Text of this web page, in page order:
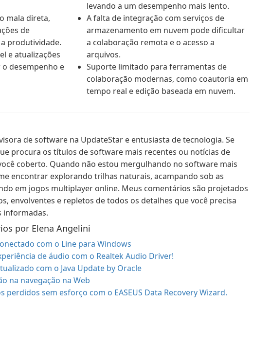
mala direta,
de
produtividade.
e atualizações
desempenho e
levando a um desempenho mais lento.
A falta de integração com serviços de
armazenamento em nuvem pode dificultar
a colaboração remota e o acesso a
arquivos.
Suporte limitado para ferramentas de
colaboração modernas, como coautoria em
tempo real e edição baseada em nuvem.
de software na UpdateStar e entusiasta de tecnologia. Se
procura os títulos de software mais recentes ou notícias de
coberto. Quando não estou mergulhando no software mais
encontrar explorando trilhas naturais, acampando sob as
em jogos multiplayer online. Meus comentários são projetados
envolventes e repletos de todos os detalhes que você precisa
informadas.
por Elena Angelini
com o Line para Windows
de áudio com o Realtek Audio Driver!
com o Java Update by Oracle
na navegação na Web
perdidos sem esforço com o EASEUS Data Recovery Wizard.